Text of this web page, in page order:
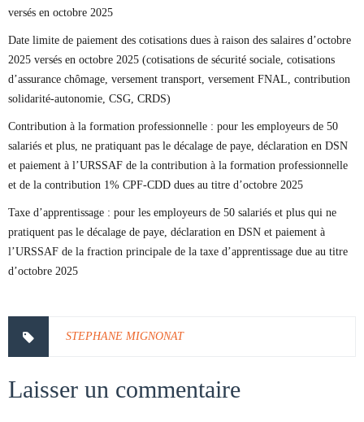
versés en octobre 2025
Date limite de paiement des cotisations dues à raison des salaires d’octobre
2025 versés en octobre 2025 (cotisations de sécurité sociale, cotisations
d’assurance chômage, versement transport, versement FNAL, contribution
solidarité-autonomie, CSG, CRDS)
Contribution à la formation professionnelle : pour les employeurs de 50
salariés et plus, ne pratiquant pas le décalage de paye, déclaration en DSN
et paiement à l’URSSAF de la contribution à la formation professionnelle
et de la contribution 1% CPF-CDD dues au titre d’octobre 2025
Taxe d’apprentissage : pour les employeurs de 50 salariés et plus qui ne
pratiquent pas le décalage de paye, déclaration en DSN et paiement à
l’URSSAF de la fraction principale de la taxe d’apprentissage due au titre
d’octobre 2025
STEPHANE MIGNONAT
Laisser un commentaire